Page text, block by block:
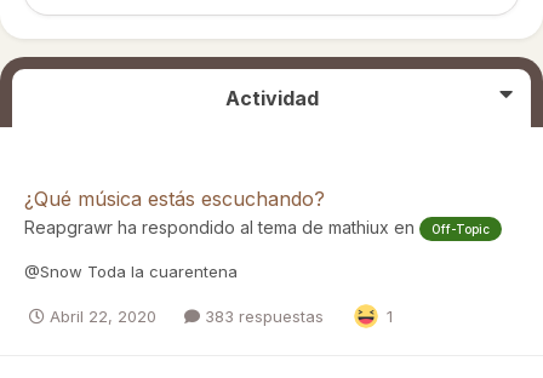
Actividad
¿Qué música estás escuchando?
Reapgrawr ha respondido al tema de mathiux en Off-Topic
@Snow Toda la cuarentena
Abril 22, 2020 383 respuestas 1